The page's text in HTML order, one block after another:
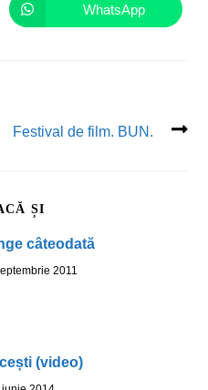
WhatsApp
Festival de film. BUN.
ȘI
câteodată
2011
(video)